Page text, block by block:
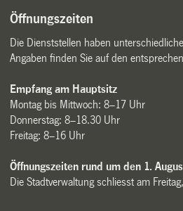
Öffnungszeiten
Die Dienststellen haben
Angaben finden Sie auf den
Empfang am Hauptsitz
Montag bis Mittwoch: 8–17 Uhr
Donnerstag: 8–18.30 Uhr
Freitag: 8–16 Uhr
Öffnungszeiten rund um den 1.
Die Stadtverwaltung schliesst am